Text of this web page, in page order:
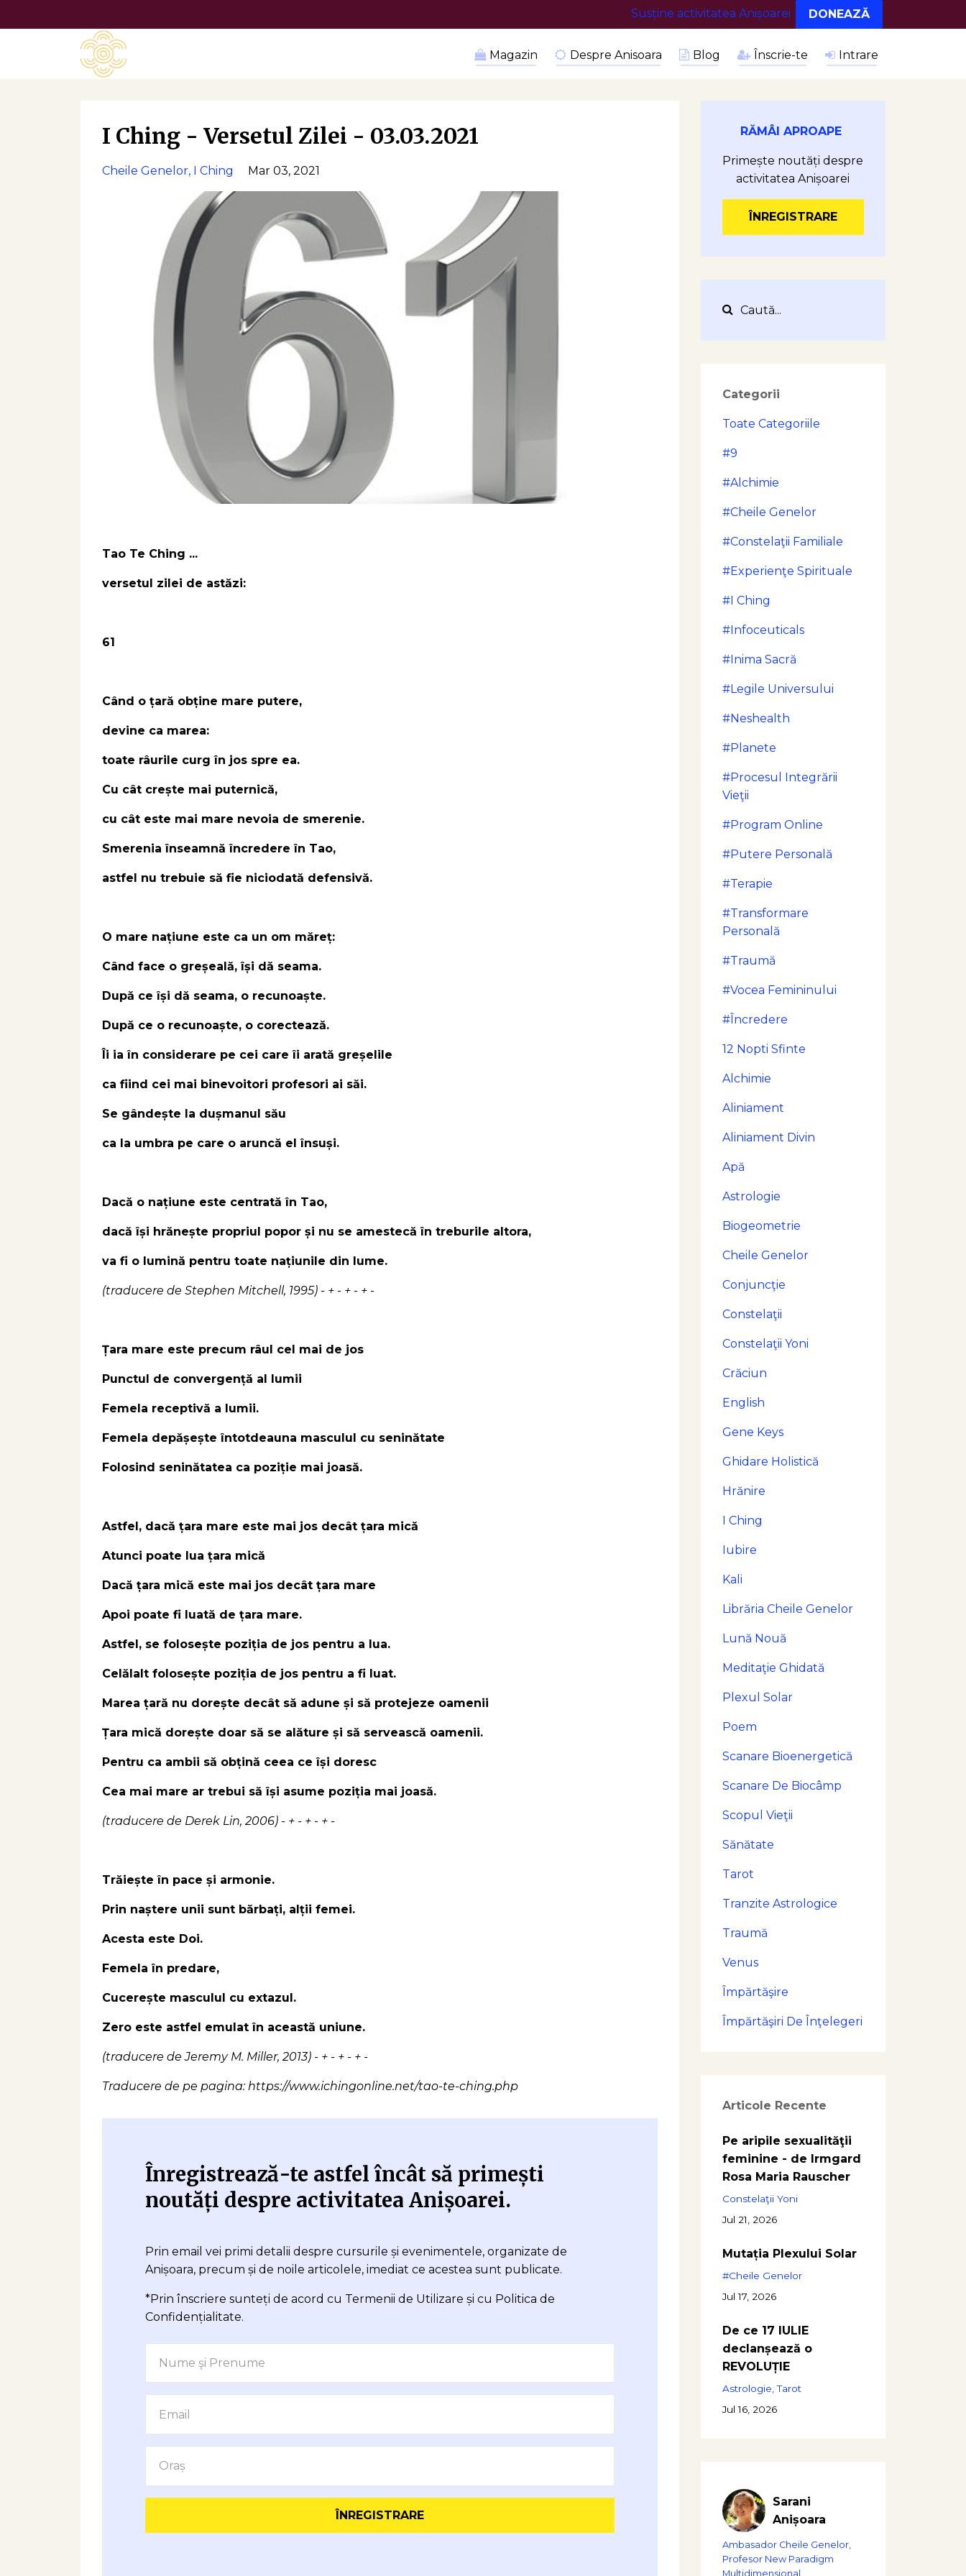
Susține activitatea Anișoarei
Magazin Despre Anisoara Blog Înscrie-te Intrare
I Ching - Versetul Zilei - 03.03.2021
Cheile Genelor I Ching Mar 03, 2021
Tao Te Ching ...
versetul zilei de astăzi:
61
Când o țară obține mare putere,
devine ca marea:
toate râurile curg în jos spre ea.
Cu cât crește mai puternică,
cu cât este mai mare nevoia de smerenie.
Smerenia înseamnă încredere în Tao,
astfel nu trebuie să fie niciodată defensivă.
O mare națiune este ca un om măreţ:
Când face o greșeală, își dă seama.
După ce îşi dă seama, o recunoaşte.
După ce o recunoaşte, o corectează.
Îi ia în considerare pe cei care îi arată greșelile
ca fiind cei mai binevoitori profesori ai săi.
Se gândește la dușmanul său
ca la umbra pe care o aruncă el însuși.
Dacă o națiune este centrată în Tao,
dacă își hrănește propriul popor și nu se amestecă în treburile altora,
va fi o lumină pentru toate națiunile din lume.
(traducere de Stephen Mitchell, 1995) - + - + - + -
Țara mare este precum râul cel mai de jos
Punctul de convergenţă al lumii
Femela receptivă a lumii.
Femela depăşeşte întotdeauna masculul cu seninătate
Folosind seninătatea ca poziție mai joasă.
Astfel, dacă țara mare este mai jos decât țara mică
Atunci poate lua țara mică
Dacă țara mică este mai jos decât țara mare
Apoi poate fi luată de țara mare.
Astfel, se folosește poziția de jos pentru a lua.
Celălalt folosește poziția de jos pentru a fi luat.
Marea țară nu dorește decât să adune și să protejeze oamenii
Țara mică dorește doar să se alăture și să servească oamenii.
Pentru ca ambii să obțină ceea ce își doresc
Cea mai mare ar trebui să își asume poziția mai joasă.
(traducere de Derek Lin, 2006) - + - + - + -
Trăiește în pace și armonie.
Prin naștere unii sunt bărbați, alții femei.
Acesta este Doi.
Femela în predare,
Cucerește masculul cu extazul.
Zero este astfel emulat în această uniune.
(traducere de Jeremy M. Miller, 2013) - + - + - + -
Traducere de pe pagina: https://www.ichingonline.net/tao-te-ching.php
Înregistrează-te astfel încât să primești
noutăți despre activitatea Anișoarei.
Prin email vei primi detalii despre cursurile și evenimentele, organizate de
Anișoara, precum și de noile articolele, imediat ce acestea sunt publicate.
*Prin înscriere sunteți de acord cu Termenii de Utilizare și cu Politica de
Confidențialitate.
ÎNREGISTRARE
RĂMÂI APROAPE
Primește noutăți despre
activitatea Anișoarei
ÎNREGISTRARE
Categorii
Toate Categoriile
#9
#alchimie
#cheile Genelor
#constelaţii Familiale
#experienţe Spirituale
#i Ching
#infoceuticals
#inima Sacră
#legile Universului
#neshealth
#planete
#procesul Integrării
Vieţii
#program Online
#putere Personală
#terapie
#transformare
Personală
#traumă
#vocea Femininului
#încredere
12 Nopti Sfinte
Alchimie
Aliniament
Aliniament Divin
Apă
Astrologie
Biogeometrie
Cheile Genelor
Conjuncţie
Constelaţii
Constelaţii Yoni
Crăciun
English
Gene Keys
Ghidare Holistică
Hrănire
I Ching
Iubire
Kali
Librăria Cheile Genelor
Lună Nouă
Meditaţie Ghidată
Plexul Solar
Poem
Scanare Bioenergetică
Scanare De Biocâmp
Scopul Vieţii
Sănătate
Tarot
Tranzite Astrologice
Traumă
Venus
Împărtăşire
Împărtăşiri De Înţelegeri
Articole Recente
Pe aripile sexualităţii
feminine - de Irmgard
Rosa Maria Rauscher
Constelaţii Yoni
Jul 21, 2026
Mutația Plexului Solar
#cheile Genelor
Jul 17, 2026
De ce 17 IULIE
declanșează o
REVOLUȚIE
Astrologie Tarot
Jul 16, 2026
Sarani
Anișoara
Ambasador Cheile Genelor,
Profesor New Paradigm
Multidimensional